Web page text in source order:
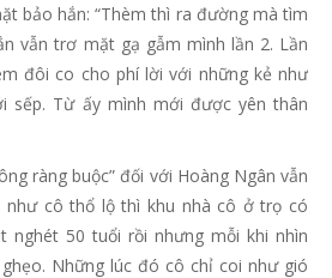
bảo hắn: “Thèm thì ra đường mà tìm
vẫn trơ mặt gạ gẫm mình lần 2. Lần
đôi co cho phí lời với những kẻ như
sếp. Từ ấy mình mới được yên thân
ràng buộc” đối với Hoàng Ngân vẫn
như cô thổ lộ thì khu nhà cô ở trọ có
nghét 50 tuổi rồi nhưng mỗi khi nhìn
Những lúc đó cô chỉ coi như gió